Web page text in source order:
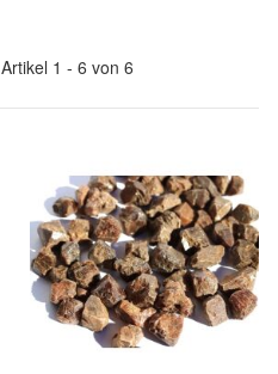
Artikel 1 - 6 von 6